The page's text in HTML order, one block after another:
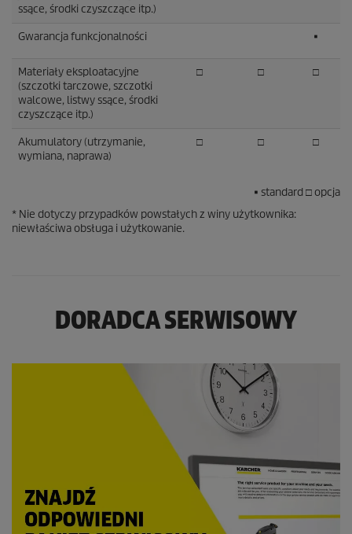
ssące, środki czyszczące itp.)
Gwarancja funkcjonalności ■
Materiały eksploatacyjne
(szczotki tarczowe, szczotki
walcowe, listwy ssące, środki
czyszczące itp.)
□ □ □
Akumulatory (utrzymanie,
wymiana, naprawa)
□ □ □
■ standard □ opcja
* Nie dotyczy przypadków powstałych z winy użytkownika:
niewłaściwa obsługa i użytkowanie.
DORADCA SERWISOWY